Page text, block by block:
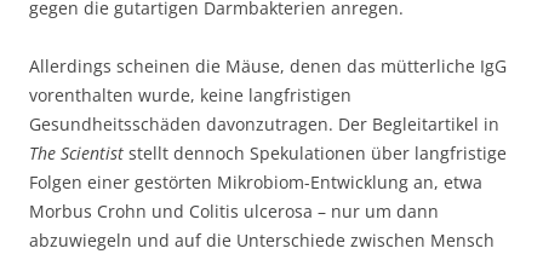
gegen die gutartigen Darmbakterien anregen.
Allerdings scheinen die Mäuse, denen das mütterliche IgG
vorenthalten wurde, keine langfristigen
Gesundheitsschäden davonzutragen. Der Begleitartikel in
The Scientist stellt dennoch Spekulationen über langfristige
Folgen einer gestörten Mikrobiom-Entwicklung an, etwa
Morbus Crohn und Colitis ulcerosa – nur um dann
abzuwiegeln und auf die Unterschiede zwischen Mensch